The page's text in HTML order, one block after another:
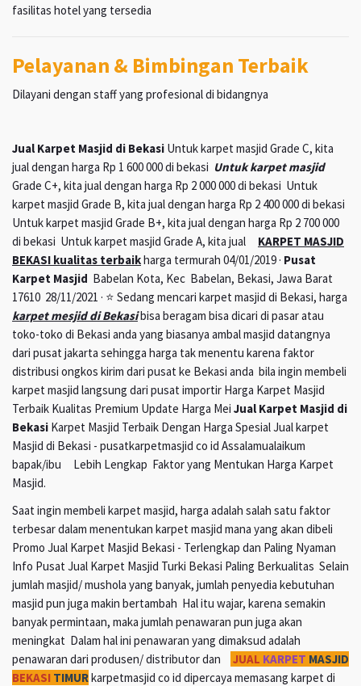
fasilitas hotel yang tersedia
Pelayanan & Bimbingan Terbaik
Dilayani dengan staff yang profesional di bidangnya
Jual Karpet Masjid di Bekasi Untuk karpet masjid Grade C, kita
jual dengan harga Rp 1 600 000 di bekasi Untuk karpet masjid
Grade C+, kita jual dengan harga Rp 2 000 000 di bekasi Untuk
karpet masjid Grade B, kita jual dengan harga Rp 2 400 000 di bekasi
Untuk karpet masjid Grade B+, kita jual dengan harga Rp 2 700 000
di bekasi Untuk karpet masjid Grade A, kita jual KARPET MASJID
BEKASI kualitas terbaikharga termurah 04/01/2019 · Pusat
Karpet Masjid Babelan Kota, Kec Babelan, Bekasi, Jawa Barat
17610 28/11/2021 · ⭐ Sedang mencari karpet masjid di Bekasi, harga
karpet mesjid di Bekasibisa beragam bisa dicari di pasar atau
toko-toko di Bekasi anda yang biasanya ambal masjid datangnya
dari pusat jakarta sehingga harga tak menentu karena faktor
distribusi ongkos kirim dari pusat ke Bekasi anda bila ingin membeli
karpet masjid langsung dari pusat importir Harga Karpet Masjid
Terbaik Kualitas Premium Update Harga Mei Jual Karpet Masjid di
Bekasi Karpet Masjid Terbaik Dengan Harga Spesial Jual karpet
Masjid di Bekasi - pusatkarpetmasjid co id Assalamualaikum
bapak/ibu Lebih Lengkap Faktor yang Mentukan Harga Karpet
Masjid.
Saat ingin membeli karpet masjid, harga adalah salah satu faktor
terbesar dalam menentukan karpet masjid mana yang akan dibeli
Promo Jual Karpet Masjid Bekasi - Terlengkap dan Paling Nyaman
Info Pusat Jual Karpet Masjid Turki Bekasi Paling Berkualitas Selain
jumlah masjid/ mushola yang banyak, jumlah penyedia kebutuhan
masjid pun juga makin bertambah Hal itu wajar, karena semakin
banyak permintaan, maka jumlah penawaran pun juga akan
meningkat Dalam hal ini penawaran yang dimaksud adalah
penawaran dari produsen/ distributor dan
JUAL KARPET MASJID
BEKASI TIMURkarpetmasjid co id dipercaya memasang karpet di